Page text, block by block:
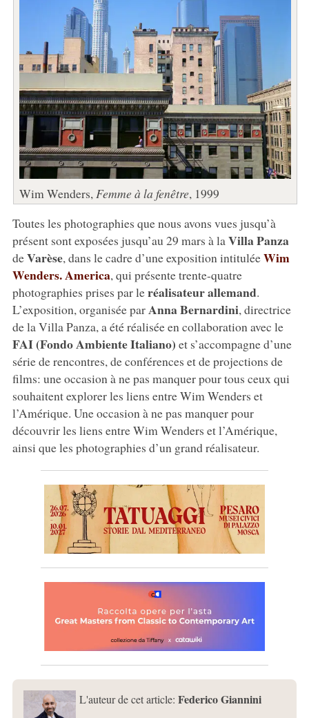
Wim Wenders, Femme à la fenêtre, 1999
Toutes les photographies que nous avons vues jusqu’à
présent sont exposées jusqu’au 29 mars à la Villa Panza
deVarèse, dans le cadre d’une exposition intituléeWim
Wenders. America, qui présente trente-quatre
photographies prises par leréalisateur allemand.
L’exposition, organisée parAnna Bernardini, directrice
de la Villa Panza, a été réalisée en collaboration avec le
FAI (Fondo Ambiente Italiano) et s’accompagne d’une
série de rencontres, de conférences et de projections de
films: une occasion à ne pas manquer pour tous ceux qui
souhaitent explorer les liens entre Wim Wenders et
l’Amérique. Une occasion à ne pas manquer pour
découvrir les liens entre Wim Wenders et l’Amérique,
ainsi que les photographies d’un grand réalisateur.
L'auteur de cet article: Federico Giannini